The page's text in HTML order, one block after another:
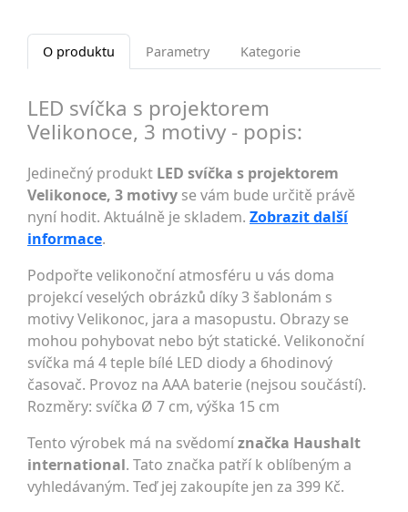
O produktu Parametry Kategorie
LED svíčka s projektorem
Velikonoce, 3 motivy - popis:
Jedinečný produkt LED svíčka s projektorem
Velikonoce, 3 motivy se vám bude určitě právě
nyní hodit. Aktuálně je skladem. Zobrazit další
informace.
Podpořte velikonoční atmosféru u vás doma
projekcí veselých obrázků díky 3 šablonám s
motivy Velikonoc, jara a masopustu. Obrazy se
mohou pohybovat nebo být statické. Velikonoční
svíčka má 4 teple bílé LED diody a 6hodinový
časovač. Provoz na AAA baterie (nejsou součástí).
Rozměry: svíčka Ø 7 cm, výška 15 cm
Tento výrobek má na svědomíznačka Haushalt
international. Tato značka patří k oblíbeným a
vyhledávaným. Teď jej zakoupíte jen za 399 Kč.